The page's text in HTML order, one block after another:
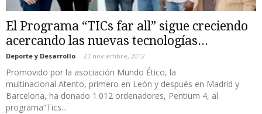
El Programa “TICs far all” sigue creciendo
acercando las nuevas tecnologías...
Deporte y Desarrollo - 27 noviembre, 2012
Promovido por la asociación Mundo Ético, la
multinacional Atento, primero en León y después en Madrid y
Barcelona, ha donado 1.012 ordenadores, Pentium 4, al
programa“Tics...